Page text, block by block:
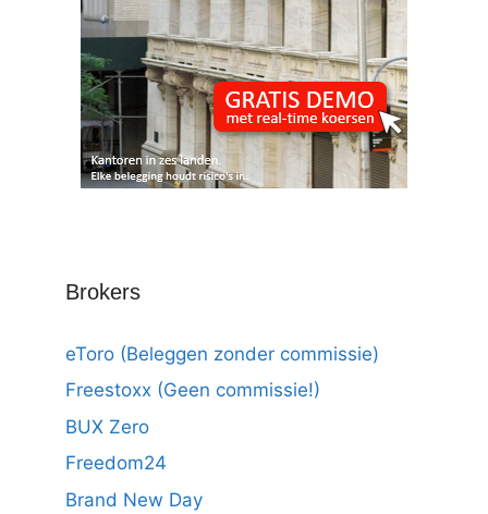
Brokers
eToro (Beleggen zonder commissie)
Freestoxx (Geen commissie!)
BUX Zero
Freedom24
Brand New Day